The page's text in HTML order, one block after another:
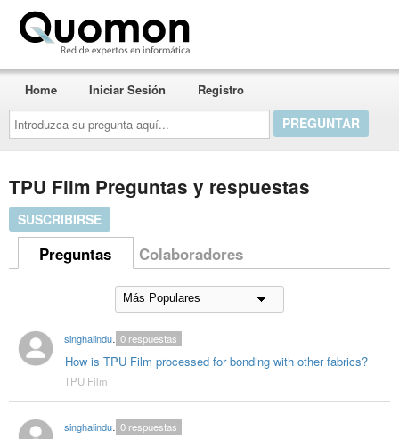
Introduzca
su
pregunta
aquí...
Home Iniciar Sesión Registro
TPU Film Preguntas y respuestas
SUSCRIBIRSE
Preguntas Colaboradores
singhalindustries02
How is TPU Film processed for bonding with other fabrics?
0respuestas
TPU Film
singhalindustries020respuestas